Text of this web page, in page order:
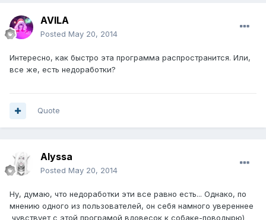
AVILA
Posted May 20, 2014
Интересно, как быстро эта программа распространится. Или,
все же, есть недоработки?
Quote
Alyssa
Posted May 20, 2014
Ну, думаю, что недоработки эти все равно есть... Однако, по
мнению одного из пользователей, он себя намного увереннее
чувствует с этой програмой вдовесок к собаке-поводырю)